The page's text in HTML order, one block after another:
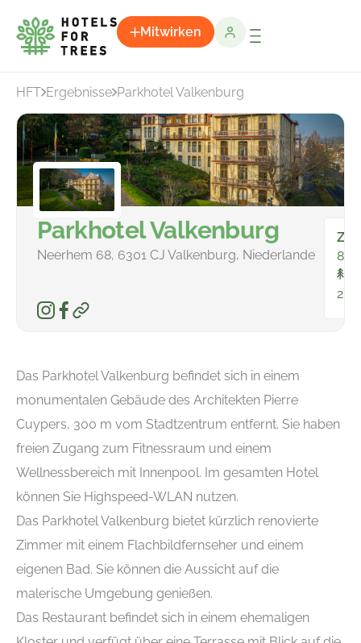
Mitwirken
HFT Ergebnisse Parkhotel Valkenburg
Parkhotel Valkenburg
Neerhem 68, 6301 CJ Valkenburg, Niederlande
88
Das Parkhotel Valkenburg befindet sich in einem
monumentalen Gebäude des Architekten Pierre
Cuypers, 300 m vom Stadtzentrum entfernt. Sie haben
freien Zugang zum Fitnessraum und einem
Wellnessbereich mit Innenpool. Im gesamten Hotel
können Sie Highspeed-WLAN nutzen.
Das Parkhotel Valkenburg bietet kürzlich renovierte
Zimmer mit einem Flachbildfernseher und einem
eigenen Bad. Sie können die Aussicht auf die
malerische Umgebung genießen.
Das Restaurant befindet sich in einem ehemaligen